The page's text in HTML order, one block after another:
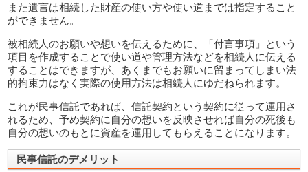
また遺言は相続した財産の使い方や使い道までは指定すること
ができません。
被相続人のお願いや想いを伝えるために、「付言事項」という
項目を作成することで使い道や管理方法などを相続人に伝える
することはできますが、あくまでもお願いに留まってしまい法
的拘束力はなく実際の使用方法は相続人にゆだねられます。
これが民事信託であれば、信託契約という契約に従って運用さ
れるため、予め契約に自分の想いを反映させれば自分の死後も
自分の想いのもとに資産を運用してもらえることになります。
民事信託のデメリット